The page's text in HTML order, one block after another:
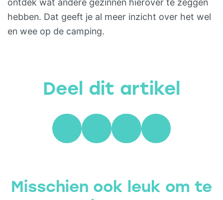
ontdek wat andere gezinnen hierover te zeggen
hebben. Dat geeft je al meer inzicht over het wel
en wee op de camping.
Deel dit artikel
Misschien ook leuk om te